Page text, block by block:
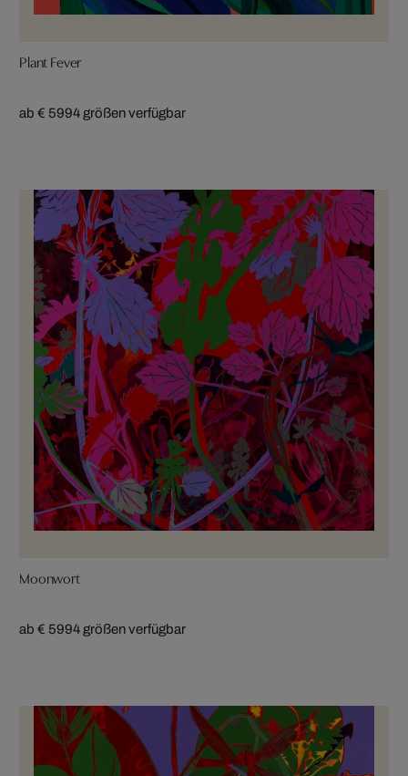
Plant Fever
ab € 5994 größen verfügbar
Moonwort
ab € 5994 größen verfügbar